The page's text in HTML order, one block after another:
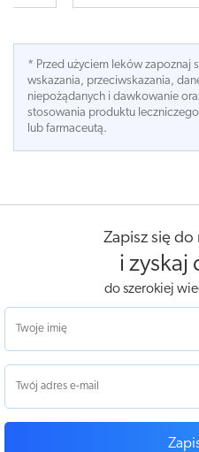
* Przed użyciem leków zapoznaj
wskazania, przeciwskazania,
niepożądanych i dawkowanie
stosowania produktu
lub farmaceutą.
Zapisz się
i zyskaj
do szerokiej